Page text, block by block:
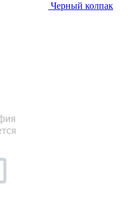
Черный колпак